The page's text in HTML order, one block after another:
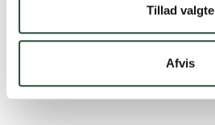
Tillad valgte
Afvis